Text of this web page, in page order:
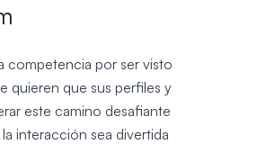
competencia por ser visto
quieren que sus perfiles y
este camino desafiante
interacción sea divertida